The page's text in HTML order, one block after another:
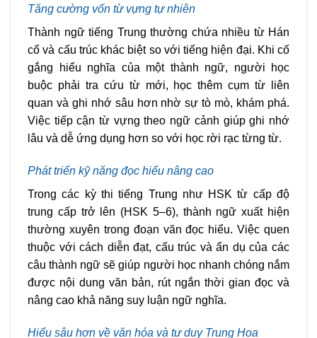
Tăng cường vốn từ vựng tự nhiên
Thành ngữ tiếng Trung thường chứa nhiều từ Hán
cổ và cấu trúc khác biệt so với tiếng hiện đại. Khi cố
gắng hiểu nghĩa của một thành ngữ, người học
buộc phải tra cứu từ mới, học thêm cụm từ liên
quan và ghi nhớ sâu hơn nhờ sự tò mò, khám phá.
Việc tiếp cận từ vựng theo ngữ cảnh giúp ghi nhớ
lâu và dễ ứng dụng hơn so với học rời rạc từng từ.
Phát triển kỹ năng đọc hiểu nâng cao
Trong các kỳ thi tiếng Trung như HSK từ cấp độ
trung cấp trở lên (HSK 5–6), thành ngữ xuất hiện
thường xuyên trong đoạn văn đọc hiểu. Việc quen
thuộc với cách diễn đạt, cấu trúc và ẩn dụ của các
câu thành ngữ sẽ giúp người học nhanh chóng nắm
được nội dung văn bản, rút ngắn thời gian đọc và
nâng cao khả năng suy luận ngữ nghĩa.
Hiểu sâu hơn về văn hóa và tư duy Trung Hoa